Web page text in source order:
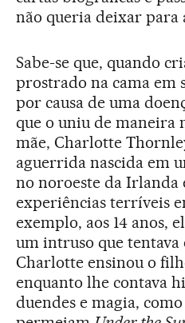
não queria deixar para
Sabe-se que, quando
prostrado na cama em
por causa de uma
que o uniu de maneira
mãe, Charlotte
aguerrida nascida em
no noroeste da Irlanda
experiências terríveis
exemplo, aos 14 anos,
um intruso que tentava
Charlotte ensinou o
enquanto lhe contava
duendes e magia,